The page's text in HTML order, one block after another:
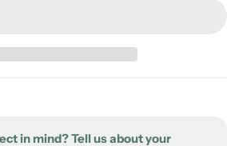
in mind? Tell us about your